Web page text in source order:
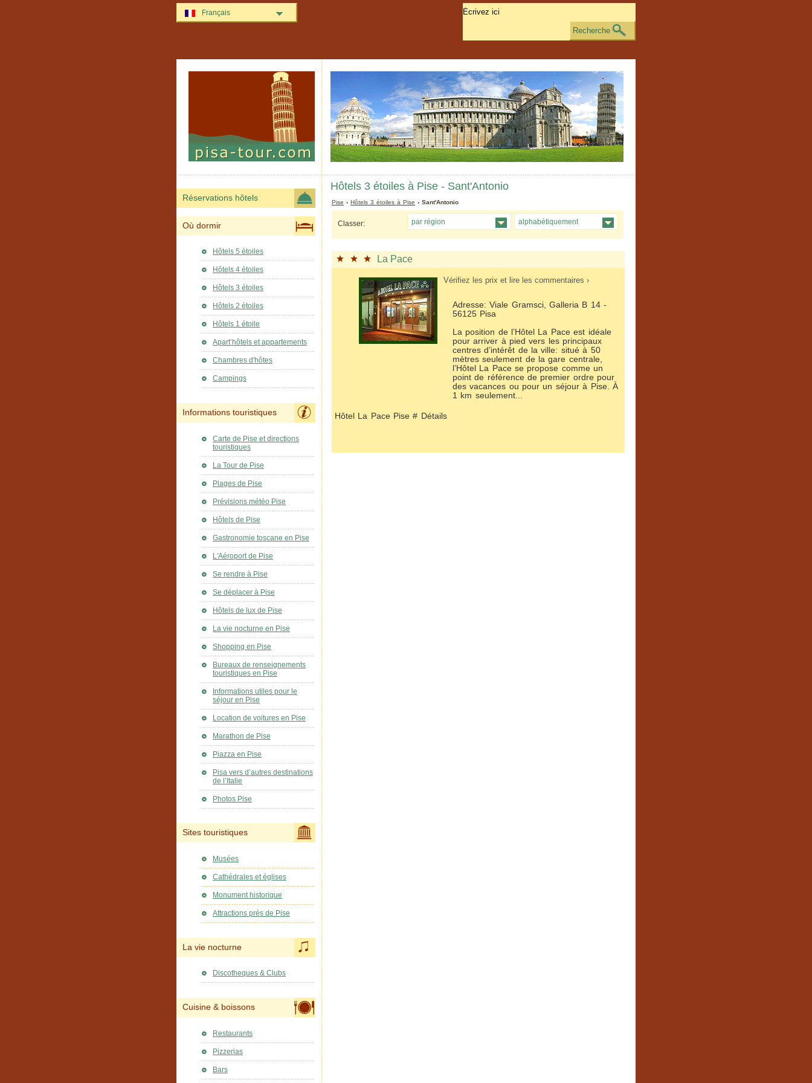
Hôtels 3 étoiles à Pise - Sant'Antonio
Pise ›Hôtels 3 étoiles à Pise › Sant'Antonio
Classer: par région alphabétiquement
La Pace
Vérifiez les prix et lire les commentaires ›
Adresse: Viale Gramsci, Galleria B 14 -
56125 Pisa
La position de l’Hôtel La Pace est idéale
pour arriver à pied vers les principaux
centres d’intérêt de la ville: situé à 50
mètres seulement de la gare centrale,
l’Hôtel La Pace se propose comme un
point de référence de premier ordre pour
des vacances ou pour un séjour à Pise. À
1 km seulement...
Hôtel La Pace Pise # Détails
Réservations hôtels
Où dormir
Hôtels 5 étoiles
Hôtels 4 étoiles
Hôtels 3 étoiles
Hôtels 2 étoiles
Hôtels 1 étoile
Apart’hôtels et appartements
Chambres d'hôtes
Campings
Informations touristiques
Carte de Pise et directions
touristiques
La Tour de Pise
Plages de Pise
Prévisions météo Pise
Hôtels de Pise
Gastronomie toscane en Pise
L'Aéroport de Pise
Se rendre à Pise
Se déplacer à Pise
Hôtels de lux de Pise
La vie nocturne en Pise
Shopping en Pise
Bureaux de renseignements
touristiques en Pise
Informations utiles pour le
séjour en Pise
Location de voitures en Pise
Marathon de Pise
Piazza en Pise
Pisa vers d’autres destinations
de l’Italie
Photos Pise
Sites touristiques
Musées
Cathédrales et églises
Monument historique
Attractions près de Pise
La vie nocturne
Discotheques & Clubs
Cuisine & boissons
Restaurants
Pizzerias
Bars
Français
Recherche